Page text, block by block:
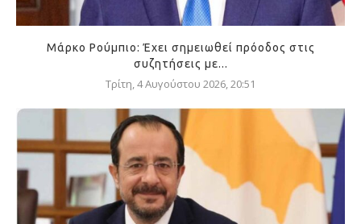
Μάρκο Ρούμπιο: Έχει σημειωθεί πρόοδος στις
συζητήσεις με...
Τρίτη, 4 Αυγούστου 2026, 20:51